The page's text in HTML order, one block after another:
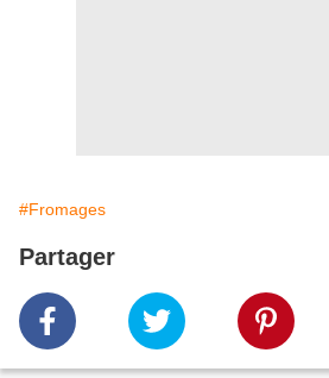
#Fromages
Partager